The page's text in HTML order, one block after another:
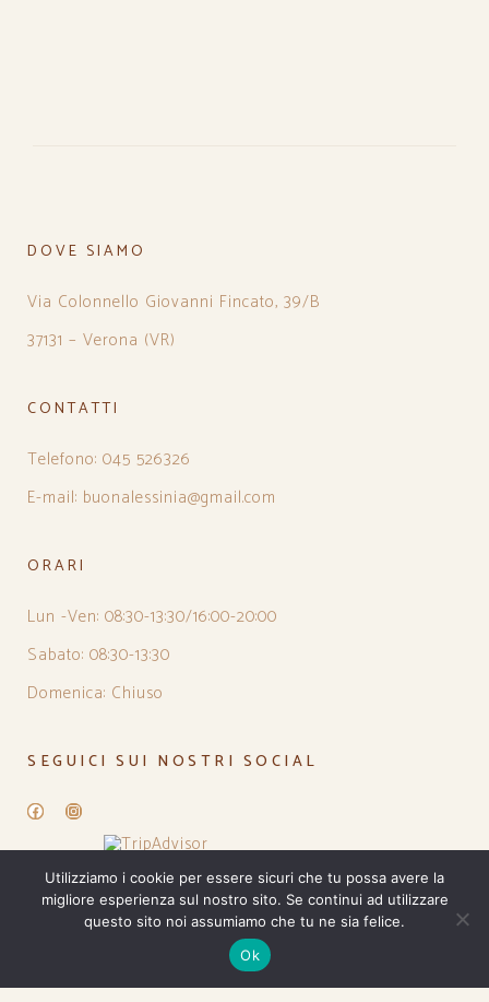
DOVE SIAMO
Via Colonnello Giovanni Fincato, 39/B
37131 – Verona (VR)
CONTATTI
Telefono: 045 526326
E-mail: buonalessinia@gmail.com
ORARI
Lun -Ven: 08:30-13:30/16:00-20:00
Sabato: 08:30-13:30
Domenica: Chiuso
SEGUICI SUI NOSTRI SOCIAL
FacebookInstagram
PRIVACY POLICY
Utilizziamo i cookie per essere sicuri che tu possa avere la
migliore esperienza sul nostro sito. Se continui ad utilizzare
questo sito noi assumiamo che tu ne sia felice.
Ok